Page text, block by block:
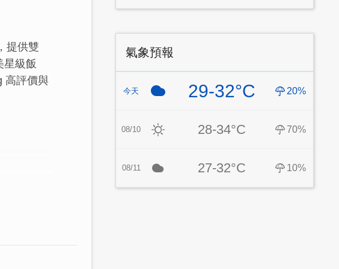
提供雙
星級飯
高評價與
氣象預報
今天 29-32°C 20%
08/10 28-34°C 70%
08/11 27-32°C 10%